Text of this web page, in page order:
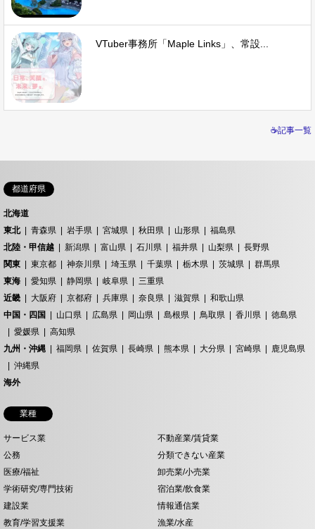
VTuber事務所「Maple Links」、常設...
☕記事一覧
都道府県
北海道
東北
青森県 岩手県 宮城県 秋田県 山形県
福島県
北陸・甲信越
新潟県 富山県 石川県 福井県 山梨県
長野県
関東
東京都 神奈川県 埼玉県 千葉県 栃木県 茨城県
群馬県
東海
愛知県 静岡県 岐阜県
三重県
近畿
大阪府 京都府 兵庫県 奈良県 滋賀県
和歌山県
中国・四国
山口県 広島県 岡山県 島根県 鳥取県 香川県
徳島県
愛媛県
高知県
九州・沖縄
福岡県 佐賀県 長崎県 熊本県 大分県 宮崎県
鹿児島県
沖縄県
海外
業種
サービス業
不動産業/賃貸業
公務
分類できない産業
医療/福祉
卸売業/小売業
学術研究/専門技術
宿泊業/飲食業
建設業
情報通信業
教育/学習支援業
漁業/水産